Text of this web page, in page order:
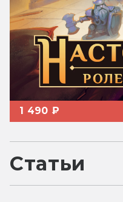
1 490 ₽
Статьи